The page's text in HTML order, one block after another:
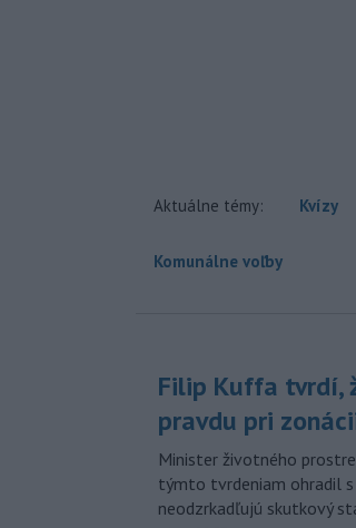
Aktuálne témy: Kvízy
Komunálne voľby
Filip Kuffa tvrdí,
pravdu pri
Minister životného
týmto tvrdeniam ohradil
neodzrkadľujú skutkový